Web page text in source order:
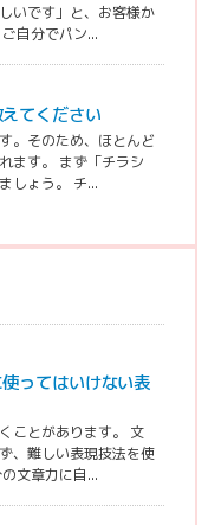
いです」と、お客様か
自分でパン...
てください
。そのため、ほとんど
ます。 まず「チラシ
しょう。 チ...
ってはいけない表
ことがあります。 文
、難しい表現技法を使
文章力に自...